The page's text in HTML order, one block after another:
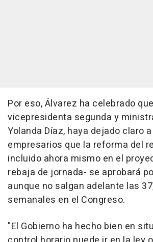
Por eso, Álvarez ha celebrado
vicepresidenta segunda y
Yolanda Díaz, haya dejado claro
empresarios que la reforma del
incluido ahora mismo en el
rebaja de jornada- se aprobará
aunque no salgan adelante las
semanales en el Congreso.
"El Gobierno ha hecho bien en